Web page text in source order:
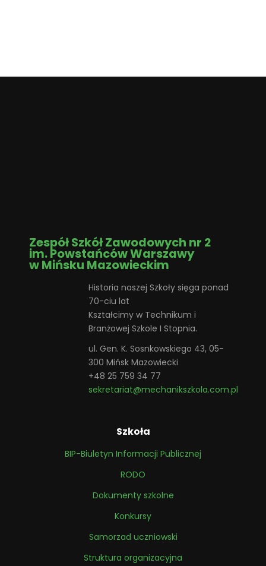
Zespół Szkół Zawodowych nr 2
im. Powstańców Warszawy
w Mińsku Mazowieckim
Historia naszej Szkoły sięga ponad
70-ciu lat
Kształcimy w Technikum i
Branżowej Szkole I Stopnia.
ul. Gen. K. Sosnkowskiego 43, 05-
300 Mińsk Mazowiecki
+48 25 759 34 77
sekretariat@mechanikszkola.com.pl
Szkoła
BIP-Biuletyn Informacji Publicznej
RODO
Dokumenty szkolne
Konkursy
Samorzad uczniowski
Struktura organizacyjna